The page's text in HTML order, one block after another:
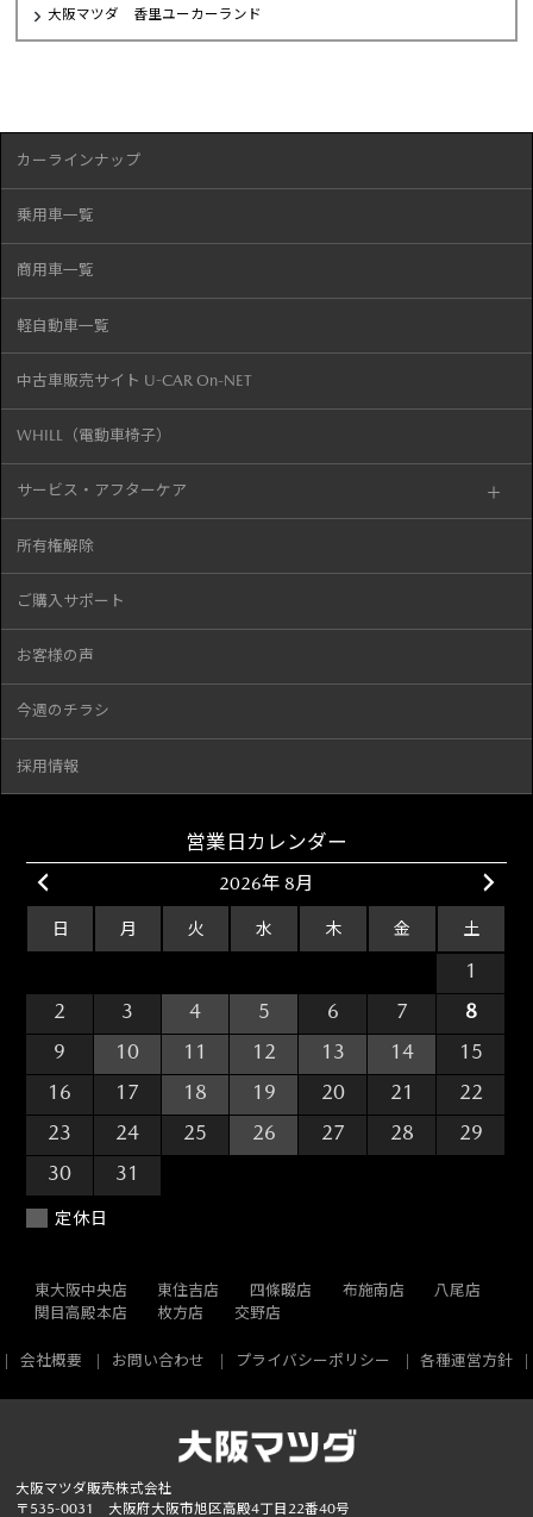
大阪マツダ 香里ユーカーランド
カーラインナップ
乗用車一覧
商用車一覧
軽自動車一覧
中古車販売サイト U-CAR On-NET
WHILL（電動車椅子）
サービス・アフターケア
所有権解除
ご購入サポート
お客様の声
今週のチラシ
採用情報
営業日カレンダー
2026年 8月
日 月 火 水 木 金 土
1
2
3 4 5 6 7
8
9
10 11 12 13 14
15
16
17 18 19 20 21
22
23
24 25 26 27 28
29
30
31
定休日
東大阪中央店 東住吉店 四條畷店 布施南店
八尾店
関目高殿本店
枚方店 交野店
会社概要 お問い合わせ プライバシーポリシー 各種運営方針
大阪マツダ販売株式会社
〒535-0031 大阪府大阪市旭区高殿4丁目22番40号